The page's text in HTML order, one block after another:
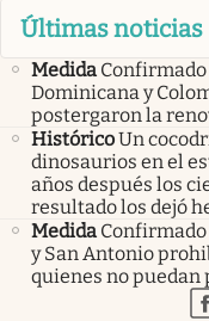
Últimas noticias
Medida
Dominicana y
postergaron la
HistóricoUn
dinosaurios en el
años después los
resultado los dejó
Medida Confirmado
y San Antonio
quienes no